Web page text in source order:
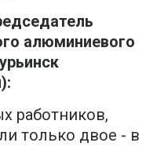
алюминиевого
работников,
только двое - в